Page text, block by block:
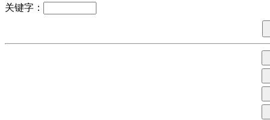
关键字：